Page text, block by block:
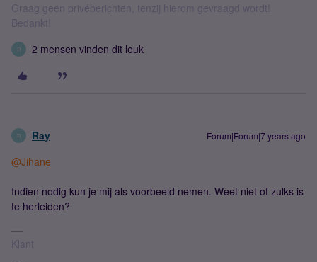
Graag geen privéberichten, tenzij hierom gevraagd wordt!
Bedankt!
R 2 mensen vinden dit leuk
R Ray Forum|Forum|7 years ago
@Jihane
Indien nodig kun je mij als voorbeeld nemen. Weet niet of zulks is
te herleiden?
Klant